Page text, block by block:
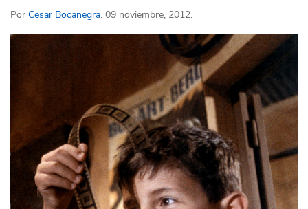
Por Cesar Bocanegra. 09 noviembre, 2012.